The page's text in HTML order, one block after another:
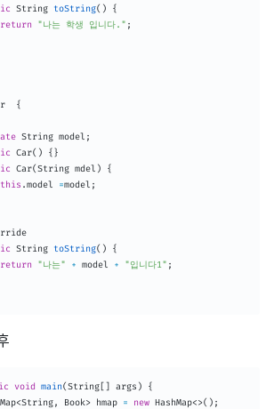
String toString( )
{
return "나는 학생 입니다." ;
{
String model ;
Car( ) {}
Car(String mdel )
{
this .model =model ;
String toString( )
{
return "나는" + model + "입니다1" ;
void main(String[] args )
{
<String, Book> hmap = new HashMap<>( ) ;